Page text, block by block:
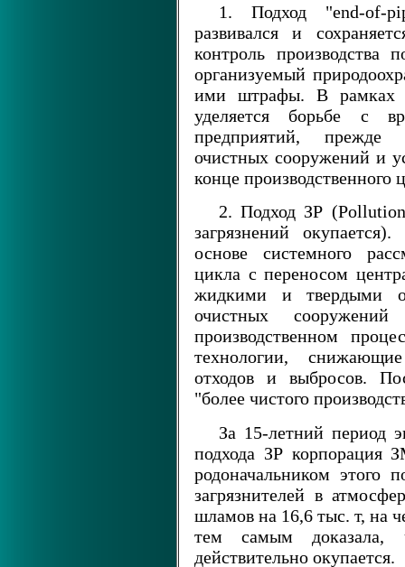
1. Подход "end-of-
развивался и
контроль
организуемый
ими штрафы. В рамках
уделяется борьбе с
предприятий, прежде
очистных сооружений и
конце производственного
2. Подход ЗР
загрязнений
основе системного
цикла с переносом
жидкими и твердыми
очистных
производственном
технологии,
отходов и выбросов.
"более чистого
За 15-летний период
подхода ЗР
родоначальником этого
загрязнителей в
шламов на 16,6 тыс. т, на
тем самым доказала,
действительно окупается.